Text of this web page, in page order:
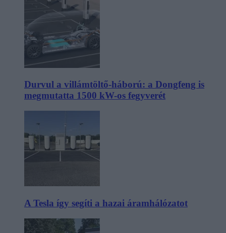
Durvul a villámtöltő-háború: a Dongfeng is
megmutatta 1500 kW-os fegyverét
A Tesla így segíti a hazai áramhálózatot